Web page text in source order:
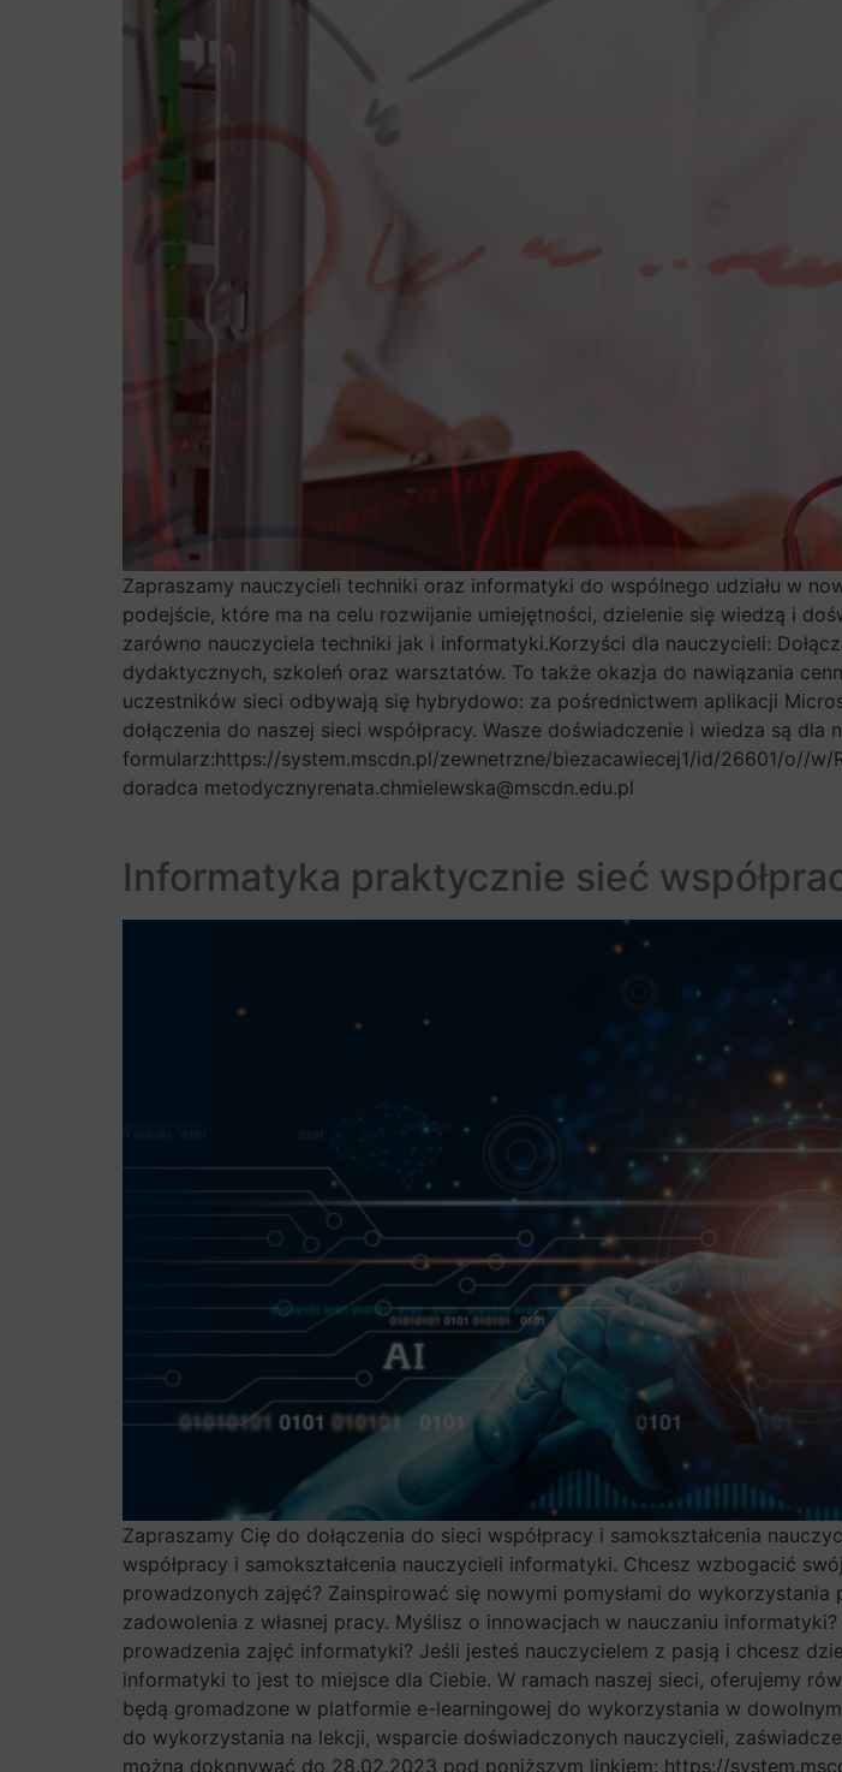
Zapraszamy nauczycieli techniki oraz informatyki do wspólnego udziału w
podejście, które ma na celu rozwijanie umiejętności, dzielenie się wiedzą i
zarówno nauczyciela techniki jak i informatyki.Korzyści dla nauczycieli:
dydaktycznych, szkoleń oraz warsztatów. To także okazja do nawiązania
uczestników sieci odbywają się hybrydowo: za pośrednictwem aplikacji
dołączenia do naszej sieci współpracy. Wasze doświadczenie i wiedza są
formularz:https://system.mscdn.pl/zewnetrzne/biezacawiecej1/id/26601/o//w/
doradca metodycznyrenata.chmielewska@mscdn.edu.pl
Informatyka praktycznie sieć
Zapraszamy Cię do dołączenia do sieci współpracy i samokształcenia
współpracy i samokształcenia nauczycieli informatyki. Chcesz wzbogacić
prowadzonych zajęć? Zainspirować się nowymi pomysłami do
zadowolenia z własnej pracy. Myślisz o innowacjach w nauczaniu
prowadzenia zajęć informatyki? Jeśli jesteś nauczycielem z pasją i chcesz
informatyki to jest to miejsce dla Ciebie. W ramach naszej sieci, oferujemy
będą gromadzone w platformie e-learningowej do wykorzystania w
do wykorzystania na lekcji, wsparcie doświadczonych nauczycieli,
można dokonywać do 28.02.2023 pod poniższym linkiem: https://